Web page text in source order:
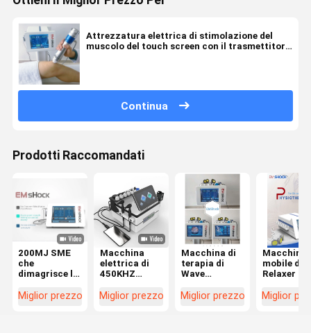
Attrezzatura elettrica di stimolazione del
muscolo del touch screen con il trasmettitore
Continua
Prodotti Raccomandati
200MJ SME
che
dimagrisce la
elettrica di
Miglior prezzo
Macchina
elettrica di
450KHZ
Physcial
Miglior prezzo
Macchina di
terapia di
Wave
sollievo dal
Miglior prezzo
Macchina
mobile di
Relaxer del
macchina
Miglior